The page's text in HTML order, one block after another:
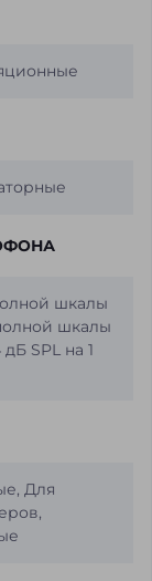
шкалы
шкалы
SPL на 1
Для